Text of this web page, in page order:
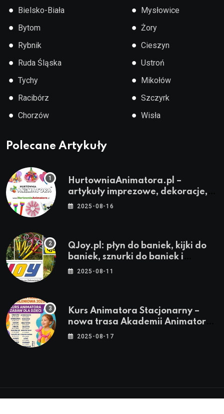
● Bielsko-Biała
● Bytom
● Rybnik
● Ruda Śląska
● Tychy
● Racibórz
● Chorzów
● Mysłowice
● Żory
● Cieszyn
● Ustroń
● Mikołów
● Szczyrk
● Wisła
Polecane Artykuły
HurtowniaAnimatora.pl –
artykuły imprezowe, dekoracje,
stroje i akcesoria dla animatorów
2025-08-16
QJoy.pl: płyn do baniek, kijki do
baniek, sznurki do baniek i
zestawy do baniek
2025-08-11
Kurs Animatora Stacjonarny –
nowa trasa Akademii Animatora
– jesień 2025
2025-08-17